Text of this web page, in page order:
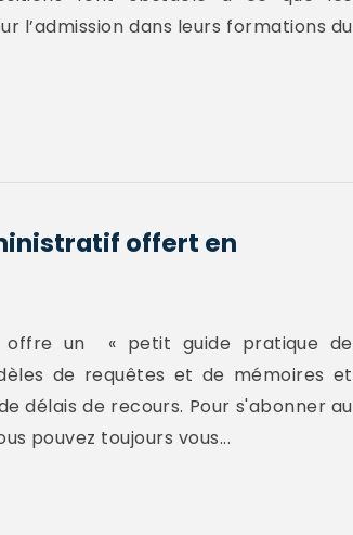
l’admission dans leurs formations du
offert en
offre un « petit guide pratique de
de requêtes et de mémoires et
délais de recours. Pour s'abonner au
pouvez toujours vous...